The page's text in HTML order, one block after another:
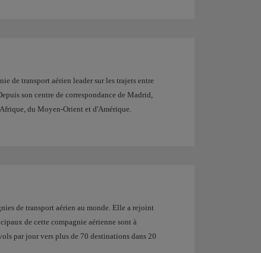
de transport aérien leader sur les trajets entre
son centre de correspondance de Madrid,
du Moyen-Orient et d'Amérique.
de transport aérien au monde. Elle a rejoint
de cette compagnie aérienne sont à
par jour vers plus de 70 destinations dans 20